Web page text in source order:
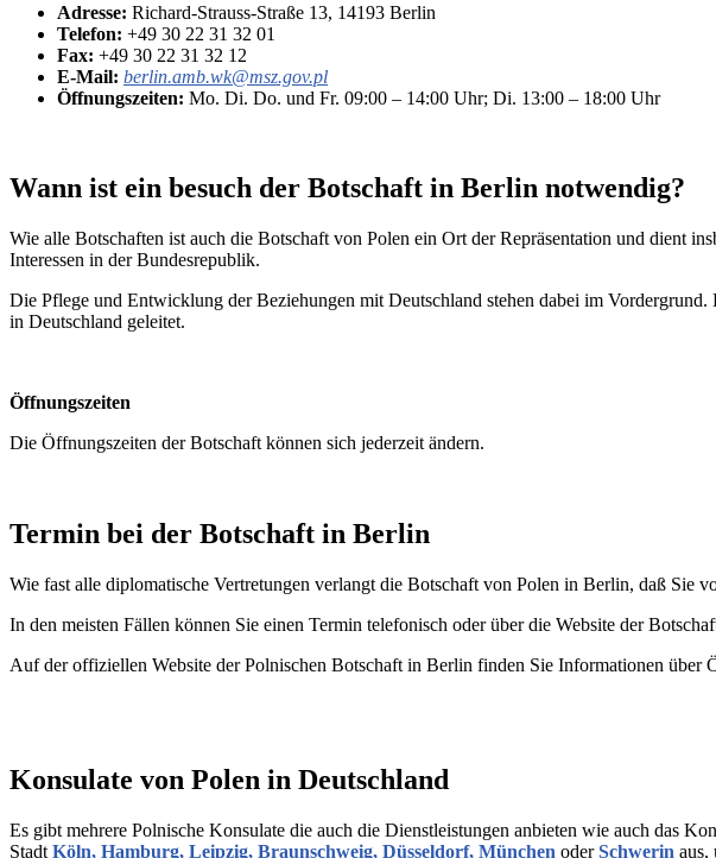
Adresse: Richard-Strauss-Straße 13, 14193 Berlin
Telefon: +49 30 22 31 32 01
Fax: +49 30 22 31 32 12
E-Mail: berlin.amb.wk@msz.gov.pl
Öffnungszeiten: Mo. Di. Do. und Fr. 09:00 – 14:00 Uhr; Di. 13:00 – 18:00 Uhr
Wann ist ein besuch der Botschaft in Berlin notwendig?
Wie alle Botschaften ist auch die Botschaft von Polen ein Ort der Repräsentation und dient
Interessen in der Bundesrepublik.
Die Pflege und Entwicklung der Beziehungen mit Deutschland stehen dabei im
in Deutschland geleitet.
Öffnungszeiten
Die Öffnungszeiten der Botschaft können sich jederzeit ändern.
Termin bei der Botschaft in Berlin
Wie fast alle diplomatische Vertretungen verlangt die Botschaft von Polen in Berlin, daß Sie
In den meisten Fällen können Sie einen Termin telefonisch oder über die Website der
Auf der offiziellen Website der Polnischen Botschaft in Berlin finden Sie Informationen über
Konsulate von Polen in Deutschland
Es gibt mehrere Polnische Konsulate die auch die Dienstleistungen anbieten wie auch das
Stadt Köln, Hamburg, Leipzig, Braunschweig, Düsseldorf, München oderSchwerin aus,